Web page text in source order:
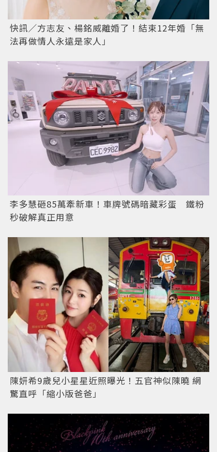
快訊／方志友、楊銘威離婚了！結束12年婚「無
法再做情人永遠是家人」
李多慧砸85萬牽新車！車牌號碼暗藏彩蛋 鐵粉
秒破解真正用意
陳妍希9歲兒小星星近照曝光！五官神似陳曉 網
驚直呼「縮小版爸爸」